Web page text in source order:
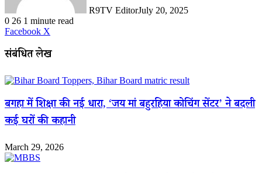
R9TV EditorJuly 20, 2025
0 26 1 minute read
Facebook X
Email
संबंधित लेख
बगहा में शिक्षा की नई धारा, ‘जय मां बहुरहिया कोचिंग सेंटर’ ने बदली
कई घरों की कहानी
March 29, 2026